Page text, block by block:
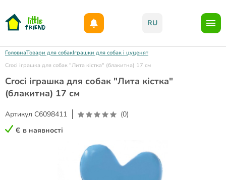
RU
ГоловнаТовари для собакІграшки для собак і цуценят
Croci іграшка для собак "Лита кістка" (блакитна) 17 см
Croci іграшка для собак "Лита кістка"
(блакитна) 17 см
Артикул C6098411
(0)
Є в наявності